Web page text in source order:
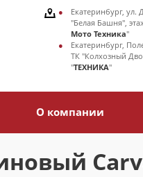
Екатеринбург, ул.
"Белая Башня",
Мото Техника"
Екатеринбург,
ТК "Колхозный
"ТЕХНИКА"
О компании